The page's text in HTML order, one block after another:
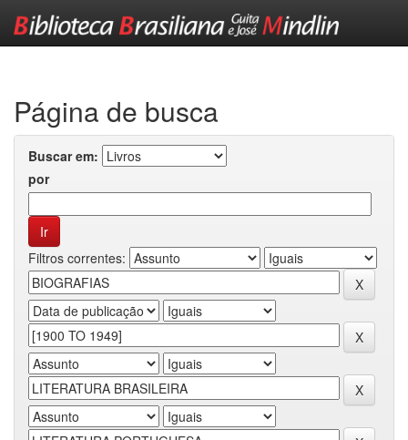
Página de busca
Buscar em:
por
Filtros correntes: